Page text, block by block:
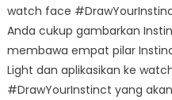
watch face
Anda cukup gambarkan
membawa empat pilar
Light dan aplikasikan ke
#DrawYourInstinct yang